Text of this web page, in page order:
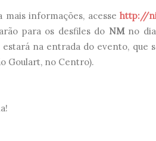
mais informações, acessehttp://
para os desfiles do NM no dia
estará na entrada do evento, que
Goulart, no Centro).